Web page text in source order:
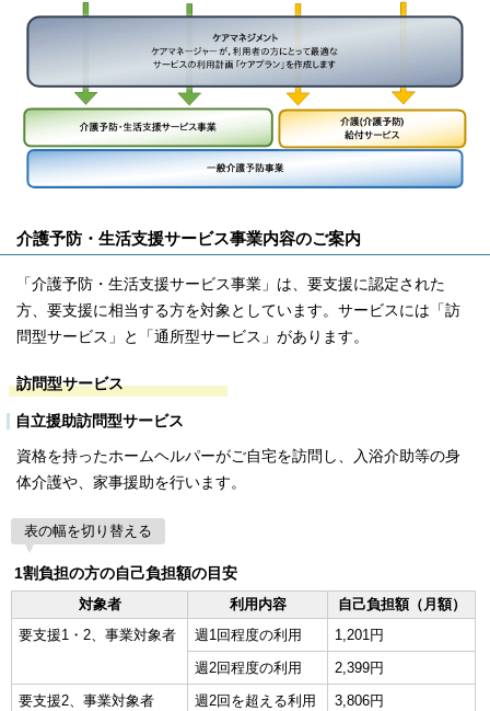
介護予防・生活支援サービス事業内容のご案内
「介護予防・生活支援サービス事業」は、要支援に認定された
方、要支援に相当する方を対象としています。サービスには「訪
問型サービス」と「通所型サービス」があります。
訪問型サービス
自立援助訪問型サービス
資格を持ったホームヘルパーがご自宅を訪問し、入浴介助等の身
体介護や、家事援助を行います。
表の幅を切り替える
1割負担の方の自己負担額の目安
対象者
利用内容
自己負担額（月額）
要支援1・2、事業対象者
週1回程度の利用
1,201円
週2回程度の利用
2,399円
要支援2、事業対象者
週2回を超える利用 3,806円